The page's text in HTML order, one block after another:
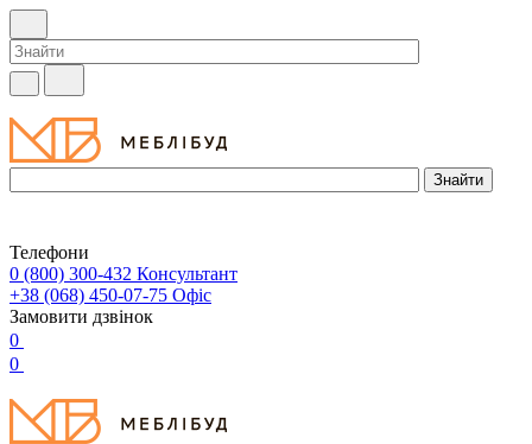
Телефони
0 (800) 300-432 Консультант
+38 (068) 450-07-75 Офіс
Замовити дзвінок
0
0